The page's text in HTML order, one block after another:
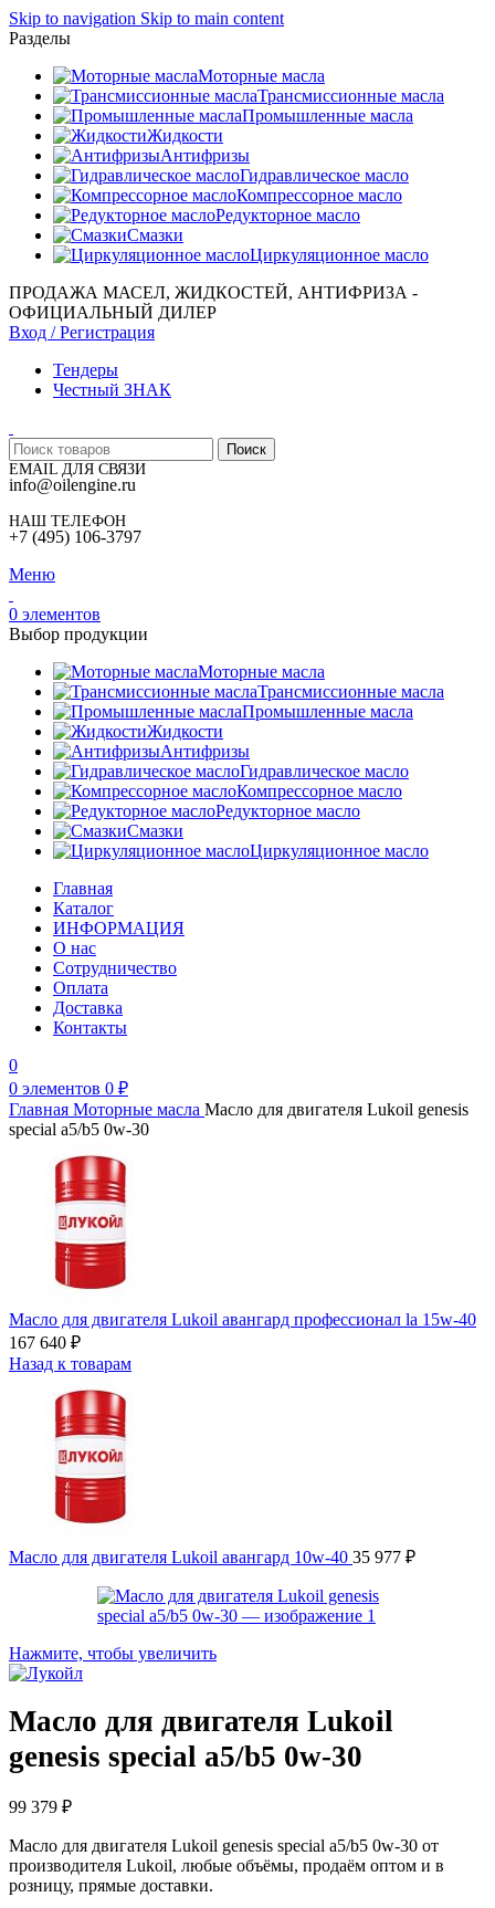
Skip to navigation Skip to main content
Разделы
Моторные масла
Трансмиссионные масла
Промышленные масла
Жидкости
Антифризы
Гидравлическое масло
Компрессорное масло
Редукторное масло
Смазки
Циркуляционное масло
ПРОДАЖА МАСЕЛ, ЖИДКОСТЕЙ, АНТИФРИЗА -
ОФИЦИАЛЬНЫЙ ДИЛЕР
Вход / Регистрация
Тендеры
Честный ЗНАК
Поиск
EMAIL ДЛЯ СВЯЗИ
info@oilengine.ru
НАШ ТЕЛЕФОН
+7 (495) 106-3797
Меню
0 элементов
Выбор продукции
Моторные масла
Трансмиссионные масла
Промышленные масла
Жидкости
Антифризы
Гидравлическое масло
Компрессорное масло
Редукторное масло
Смазки
Циркуляционное масло
Главная
Каталог
ИНФОРМАЦИЯ
О нас
Сотрудничество
Оплата
Доставка
Контакты
0
0 элементов 0 ₽
Главная Моторные масла Масло для двигателя Lukoil genesis
special a5/b5 0w-30
Масло для двигателя Lukoil авангард профессионал la 15w-40
167 640 ₽
Назад к товарам
Масло для двигателя Lukoil авангард 10w-40 35 977 ₽
Нажмите, чтобы увеличить
Масло для двигателя Lukoil
genesis special a5/b5 0w-30
99 379 ₽
Масло для двигателя Lukoil genesis special a5/b5 0w-30 от
производителя Lukoil, любые объёмы, продаём оптом и в
розницу, прямые доставки.